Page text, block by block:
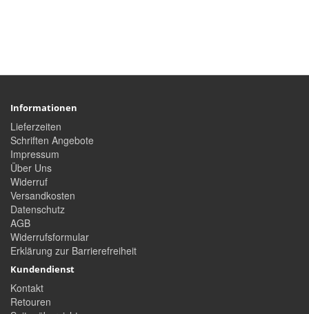
Informationen
Lieferzeiten
Schriften Angebote
Impressum
Über Uns
Widerruf
Versandkosten
Datenschutz
AGB
Widerrufsformular
Erklärung zur Barrierefreiheit
Kundendienst
Kontakt
Retouren